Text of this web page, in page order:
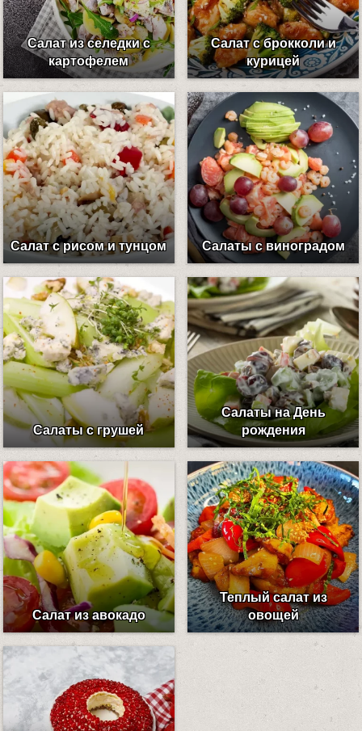
Салат из селедки с
картофелем
Салат с брокколи и
курицей
Салат с рисом и тунцом Салаты с виноградом
Салаты с грушей
Салаты на День
рождения
Салат из авокадо
Теплый салат из
овощей